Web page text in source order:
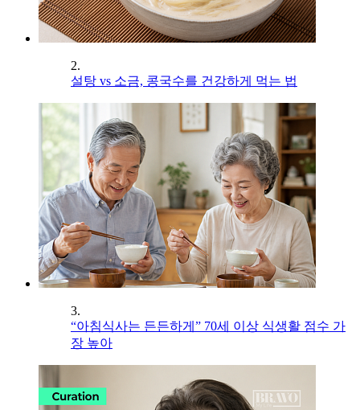
2.
설탕 vs 소금, 콩국수를 건강하게 먹는 법
3.
“아침식사는 든든하게” 70세 이상 식생활 점수 가
장 높아